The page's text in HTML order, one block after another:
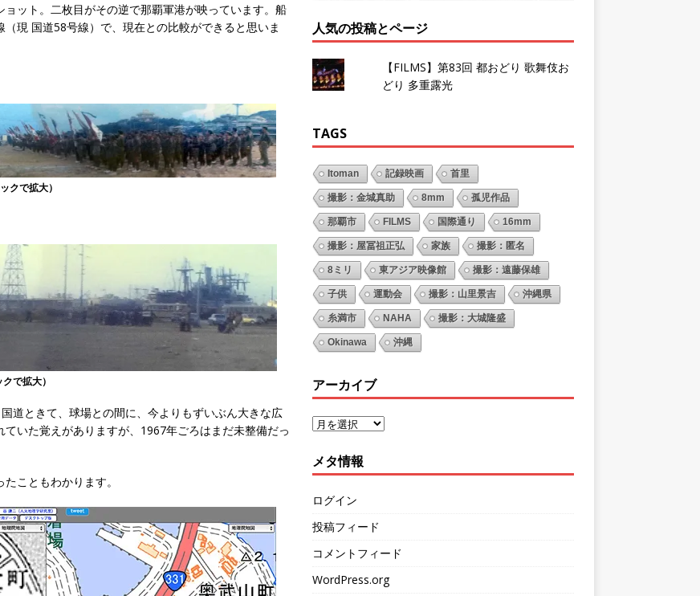
ット。二枚目がその逆で那覇軍港が映っています。船
現 国道58号線）で、現在との比較ができると思いま
クで拡大）
で拡大）
道ときて、球場との間に、今よりもずいぶん大きな広
いた覚えがありますが、1967年ごろはまだ未整備だっ
こともわかります。
人気の投稿とページ
【FILMS】第83回 都おどり 歌舞伎お
どり 多重露光
TAGS
Itoman 記録映画 首里
撮影：金城真助 8mm 孤児作品
那覇市 FILMS 国際通り 16mm
撮影：屋冨祖正弘 家族 撮影：匿名
8ミリ 東アジア映像館 撮影：遠藤保雄
子供 運動会 撮影：山里景吉 沖縄県
糸満市 NAHA 撮影：大城隆盛
Okinawa 沖縄
アーカイブ
メタ情報
ログイン
投稿フィード
コメントフィード
WordPress.org